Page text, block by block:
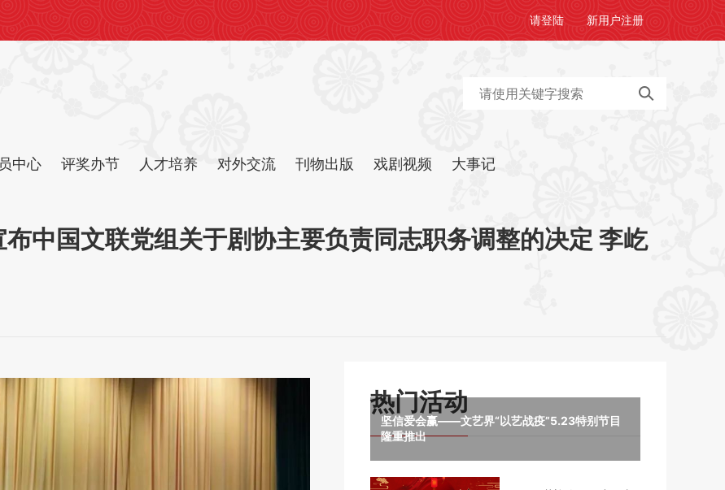
请登陆 新用户注册
中心 评奖办节 人才培养 对外交流 刊物出版 戏剧视频 大事记
中国文联党组关于剧协主要负责同志职务调整的决定 李屹
热门活动
坚信爱会赢——文艺界“以艺战疫”5.23特别节目
隆重推出